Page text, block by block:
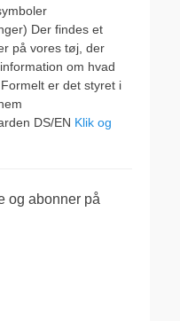
Der findes et
på vores tøj, der
om hvad
er det styret i
DS/EN Klik og
og abonner på